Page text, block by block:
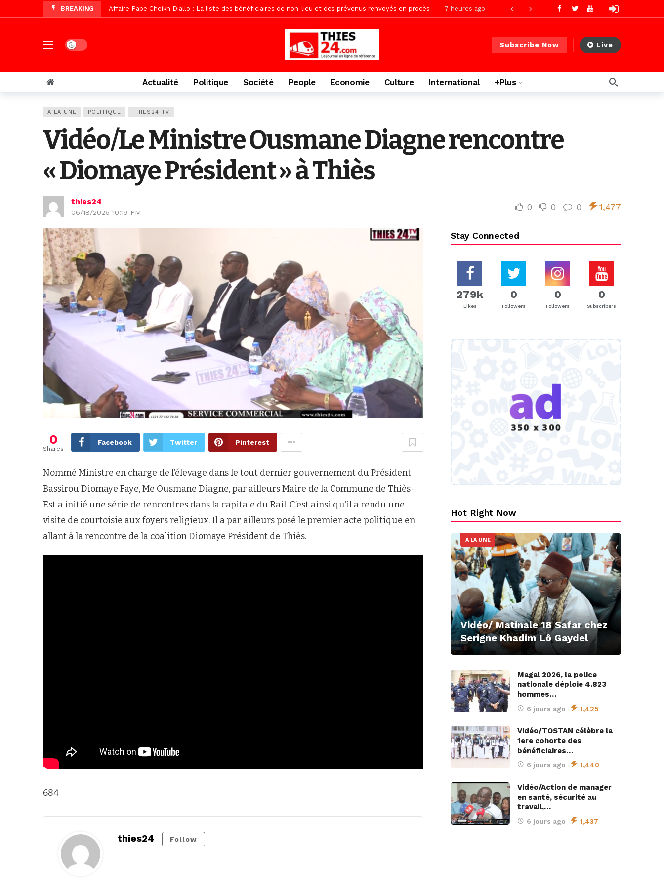
BREAKING Vidéo/ Magal 2026, le train a transporté 9.651 passagers, l’équivalent de 600 minibus 23 heures ago
Vidéo/ Grand Thiès en deuil, Cheikh Ndiaye l’initiateur du kurel 18 Safar a péri dans un accident
Vidéo/Gamou Bakhdad chez Boroom Ndaam, sécurité, eau, au coeur des priorités
Vidéo/Magal Serigne Abdoulaye Yakhine, le Comité d’organisation dévoile ses priorités 1 jour ago
Vidéo/Chérif Nehma Aïdara Diamaguène Nimzath Thiès, mesures annoncées pour une réussite 1 jour ago
Vidéo/Une première, lancement de vacances agricoles au Lycée Malick Sy de Thiès
Dark mode Subscribe Now Live
Actualité Politique Société People Economie Culture International +Plus
A LA UNE POLITIQUE THIES24 TV
Vidéo/Le Ministre Ousmane Diagne rencontre
« Diomaye Président » à Thiès
thies24
06/18/2026 10:19 PM
0 0 0 1,477
0
Shares
Facebook Twitter Pinterest
Nommé Ministre en charge de l’élevage dans le tout dernier gouvernement du Président
Bassirou Diomaye Faye, Me Ousmane Diagne, par ailleurs Maire de la Commune de Thiès-
Est a initié une série de rencontres dans la capitale du Rail. C’est ainsi qu’il a rendu une
visite de courtoisie aux foyers religieux. Il a par ailleurs posé le premier acte politique en
allant à la rencontre de la coalition Diomaye Président de Thiès.
684
thies24 Follow
Stay Connected
279k
Likes
0
Followers
0
Followers
0
Subscribers
Hot Right Now
A LA UNE
Vidéo/ Matinale 18 Safar chez
Serigne Khadim Lô Gaydel
Magal 2026, la police
nationale déploie 4.823
hommes…
6 jours ago 1,425
Vidéo/TOSTAN célèbre la
1ere cohorte des
bénéficiaires…
6 jours ago 1,440
Vidéo/Action de manager
en santé, sécurité au
travail,…
6 jours ago 1,437